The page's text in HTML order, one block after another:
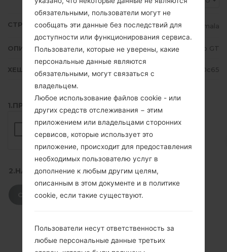
СТРАНА Guatemala
ОПИСАНИЕ Claro GT
ХЕШ 6cb15297a5d9d7a9c04801cf08cd0c65
1.ПРОВЕРИТЬ НАЛИЧИЕ RECAPTCHA
2.НАЖМИТЕ, ЧТОБЫ СКАЧАТЬ
СКАЧАТЬ
обязательными, пользователи могут не
сообщать эти данные без последствий для
доступности или функционирования сервиса.
Пользователи, которые не уверены, какие
персональные данные являются
обязательными, могут связаться с
владельцем.
Любое использование файлов cookie - или
других средств отслеживания − этим
приложением или владельцами сторонних
сервисов, которые использует это
приложение, происходит для предоставления
необходимых пользователю услуг в
дополнение к любым другим целям,
описанным в этом документе и в политике
cookie, если такие существуют.
Пользователи несут ответственность за
любые персональные данные третьих